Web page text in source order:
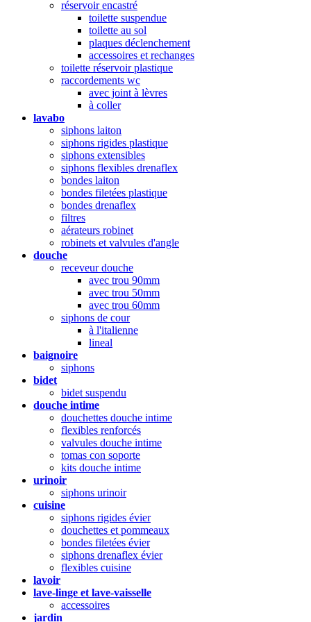
réservoir encastré
toilette suspendue
toilette au sol
plaques déclenchement
accessoires et rechanges
toilette réservoir plastique
raccordements wc
avec joint à lèvres
à coller
lavabo
siphons laiton
siphons rigides plastique
siphons extensibles
siphons flexibles drenaflex
bondes laiton
bondes filetées plastique
bondes drenaflex
filtres
aérateurs robinet
robinets et valvules d'angle
douche
receveur douche
avec trou 90mm
avec trou 50mm
avec trou 60mm
siphons de cour
à l'italienne
lineal
baignoire
siphons
bidet
bidet suspendu
douche intime
douchettes douche intime
flexibles renforcés
valvules douche intime
tomas con soporte
kits douche intime
urinoir
siphons urinoir
cuisine
siphons rigides évier
douchettes et pommeaux
bondes filetées évier
siphons drenaflex évier
flexibles cuisine
lavoir
lave-linge et lave-vaisselle
accessoires
jardin